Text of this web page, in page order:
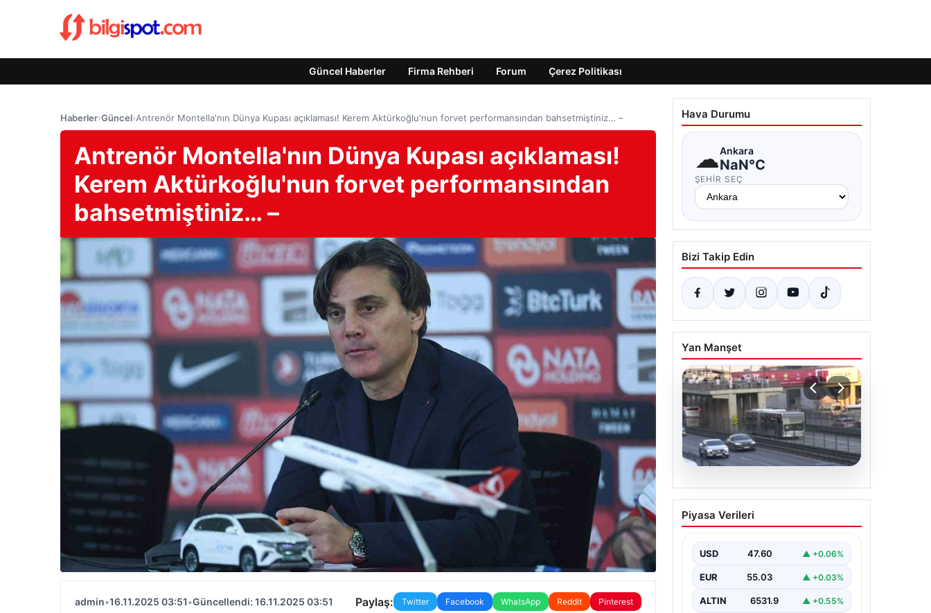
Güncel Haberler Firma Rehberi Forum Çerez Politikası
Haberler›Güncel›Antrenör Montella'nın Dünya Kupası açıklaması! Kerem Aktürkoğlu'nun forvet performansından bahsetmiştiniz… –
Antrenör Montella'nın Dünya Kupası açıklaması!
Kerem Aktürkoğlu'nun forvet performansından
bahsetmiştiniz… –
admin•16.11.2025 03:51•Güncellendi: 16.11.2025 03:51 Paylaş: Twitter Facebook WhatsApp Reddit Pinterest
Hava Durumu
☁Ankara
NaN°C
ŞEHIR SEÇ
Bizi Takip Edin
Yan Manşet
04.08.2026
Yola düştü, metrobüs
çarptı: Kadının durumu
Piyasa Verileri
USD 47.60 ▲ +0.06%
EUR 55.03 ▲ +0.03%
ALTIN 6531.9 ▲ +0.55%